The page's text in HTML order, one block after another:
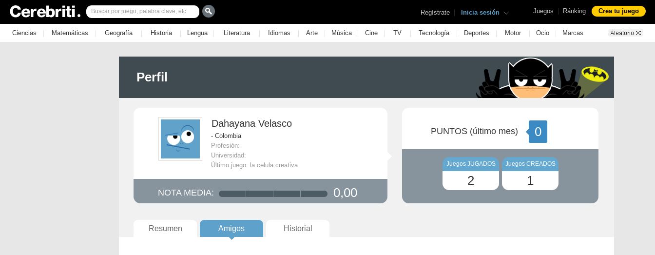
Juegos | Ránking Crea tu juego
Regístrate | Inicia sesión
Ciencias | Matemáticas | Geografía | Historia | Lengua | Literatura | Idiomas | Arte | Música | Cine | TV | Tecnología | Deportes | Motor | Ocio | Marcas
Perfil
Dahayana Velasco
- Colombia
Profesión:
Universidad:
Último juego: la celula creativa
NOTA MEDIA: 0,00
PUNTOS (último mes) 0
Juegos JUGADOS
2
Juegos CREADOS
1
Resumen Amigos Historial